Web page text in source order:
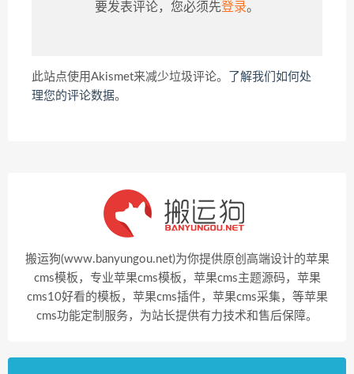
要发表评论，您必须先登录。
此站点使用Akismet来减少垃圾评论。
了解我们如何处
理您的评论数据。
搬运狗(www.banyungou.net)为你提供原创高端设计的苹果
cms模板，专业苹果cms模板，苹果cms主题源码，苹果
cms10好看的模板，苹果cms插件，苹果cms采集，等苹果
cms功能定制服务，为站长提供有力技术和售后保障。